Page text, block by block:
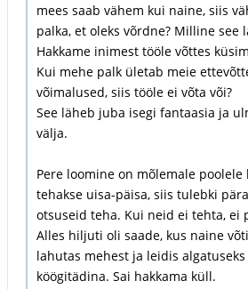
mees saab vähem kui naine, siis
palka, et oleks võrdne? Milline see
Hakkame inimest tööle võttes
Kui mehe palk ületab meie
võimalused, siis tööle ei võta või?
See läheb juba isegi fantaasia ja
välja.
Pere loomine on mõlemale poolele
tehakse uisa-päisa, siis tulebki
otsuseid teha. Kui neid ei tehta, ei
Alles hiljuti oli saade, kus naine
lahutas mehest ja leidis
köögitädina. Sai hakkama küll.